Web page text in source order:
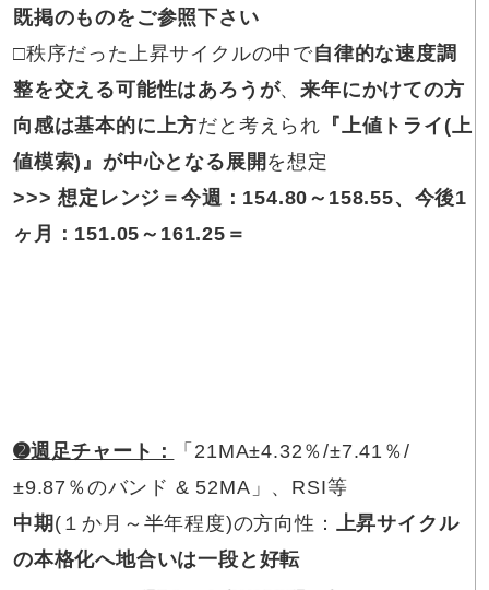
既掲のものをご参照下さい
□秩序だった上昇サイクルの中で自律的な速度調
整を交える可能性はあろうが、来年にかけての方
向感は基本的に上方だと考えられ 『上値トライ(上
値模索)』が中心となる展開 を想定
>>> 想定レンジ＝今週：154.80～158.55、今後1
ヶ月：151.05～161.25＝
➋週足チャート：
「21MA±4.32％/±7.41％/
±9.87％のバンド & 52MA」、RSI等
中期 (１か月～半年程度)の方向性：
上昇サイクル
の本格化へ地合いは一段と好転